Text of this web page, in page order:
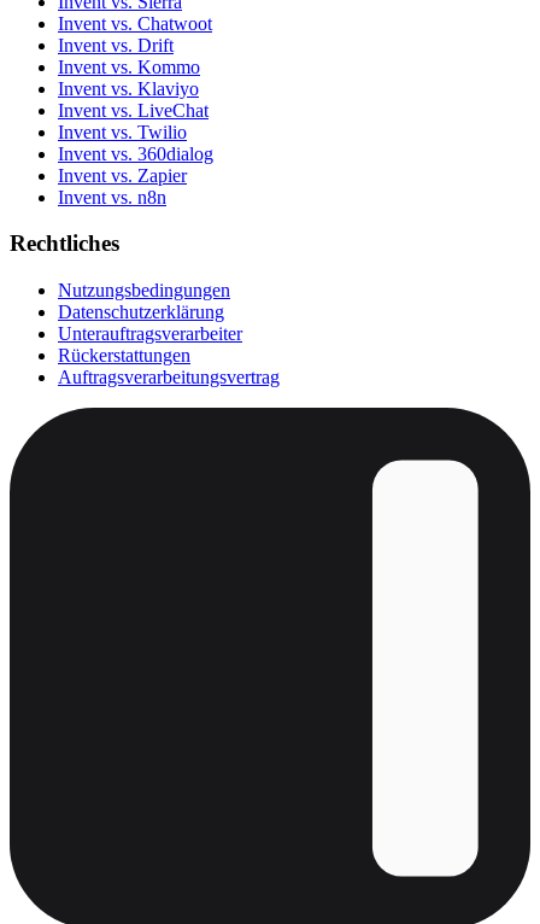
Invent vs. Chatwoot
Invent vs. Drift
Invent vs. Kommo
Invent vs. Klaviyo
Invent vs. LiveChat
Invent vs. Twilio
Invent vs. 360dialog
Invent vs. Zapier
Invent vs. n8n
Rechtliches
Nutzungsbedingungen
Datenschutzerklärung
Unterauftragsverarbeiter
Rückerstattungen
Auftragsverarbeitungsvertrag